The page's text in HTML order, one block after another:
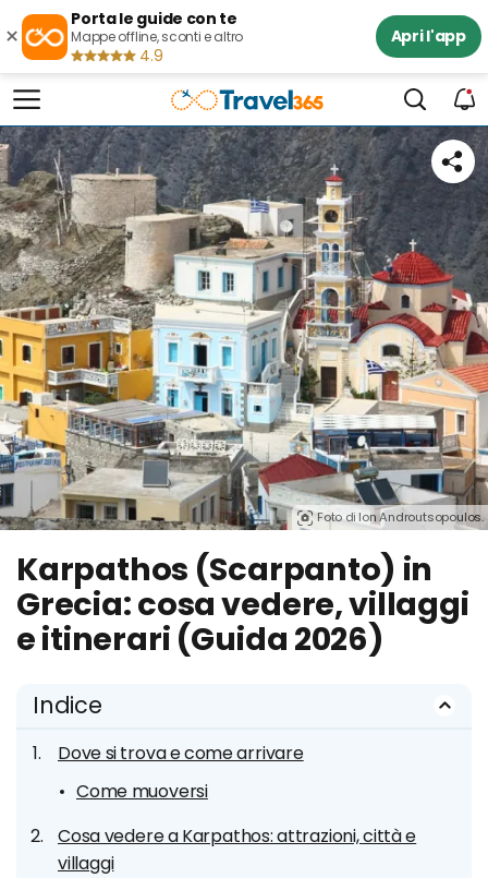
×
Porta le guide con te
Mappe offline, sconti e altro
4.9
Apri l'app
Foto di Ion Androutsopoulos.
Karpathos (Scarpanto) in
Grecia: cosa vedere, villaggi
e itinerari (Guida 2026)
Indice
Dove si trova e come arrivare
Come muoversi
Cosa vedere a Karpathos: attrazioni, città e
villaggi